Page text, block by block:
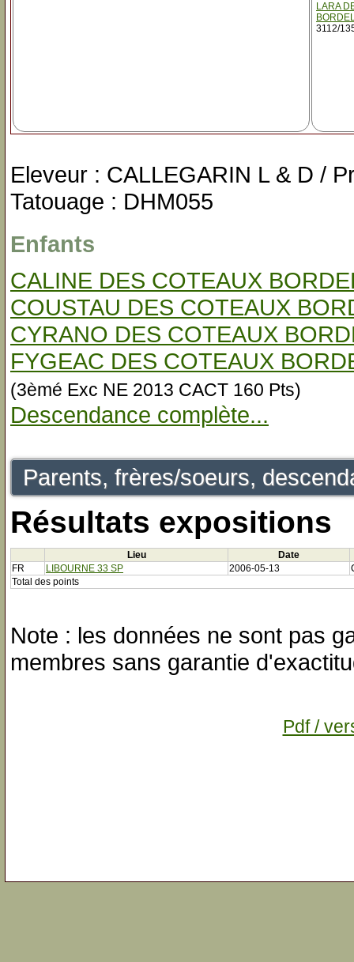
LARA
3112/
Eleveur : CALLEGARIN L & D /
Tatouage : DHM055
Enfants
CALINE DES COTEAUX
COUSTAU DES COTEAUX
CYRANO DES COTEAUX
FYGEAC DES COTEAUX
(3èmé Exc NE 2013 CACT 160 Pts)
Descendance complète...
Parents, frères/soeurs,
Résultats expositions
Lieu
Date
FR
LIBOURNE 33 SP 2006-05-13
Total des points
Note : les données ne sont pas
membres sans garantie
Pdf /